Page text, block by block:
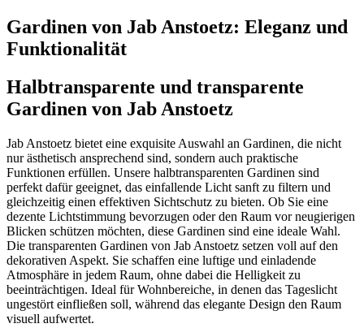
Gardinen von Jab Anstoetz: Eleganz und
Funktionalität
Halbtransparente und transparente
Gardinen von Jab Anstoetz
Jab Anstoetz bietet eine exquisite Auswahl an Gardinen, die nicht
nur ästhetisch ansprechend sind, sondern auch praktische
Funktionen erfüllen. Unsere halbtransparenten Gardinen sind
perfekt dafür geeignet, das einfallende Licht sanft zu filtern und
gleichzeitig einen effektiven Sichtschutz zu bieten. Ob Sie eine
dezente Lichtstimmung bevorzugen oder den Raum vor neugierigen
Blicken schützen möchten, diese Gardinen sind eine ideale Wahl.
Die transparenten Gardinen von Jab Anstoetz setzen voll auf den
dekorativen Aspekt. Sie schaffen eine luftige und einladende
Atmosphäre in jedem Raum, ohne dabei die Helligkeit zu
beeinträchtigen. Ideal für Wohnbereiche, in denen das Tageslicht
ungestört einfließen soll, während das elegante Design den Raum
visuell aufwertet.